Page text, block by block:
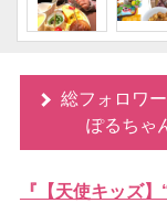
総フォロワ
ぽるちゃ
『【天使キッズ